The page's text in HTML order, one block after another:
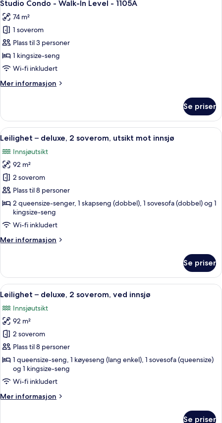
seng,
utsikt
mot
innsjø
alle
bildene
av
Studio
Condo
-
In
1105A
Studio Condo - Walk-In Level - 1105A
74 m²
1 soverom
Plass til 3 personer
1 kingsize-seng
Wi-fi inkludert
Mer informasjon
Mer
Condo
Walk-
Level
1105A
Se priser
Åpne
alle
bildene
av
Leilighet
–
deluxe,
soverom,
utsikt
mot
Blendingsgardiner, strykejern/-brett
24
Leilighet – deluxe, 2 soverom, utsikt mot innsjø
Innsjøutsikt
92 m²
2 soverom
Plass til 8 personer
2 queensize-senger, 1 skapseng (dobbel), 1 sovesofa (dobbel) og 1
kingsize-seng
Wi-fi inkludert
Mer informasjon
Mer
–
deluxe,
2
soverom,
utsikt
mot
innsjø
Se priser
Åpne
alle
bildene
av
Leilighet
–
deluxe,
soverom,
ved
innsjø
Leilighet – deluxe, 2 soverom, ved
21
Leilighet – deluxe, 2 soverom, ved innsjø
Innsjøutsikt
92 m²
2 soverom
Plass til 8 personer
1 queensize-seng, 1 køyeseng (lang enkel), 1 sovesofa (queensize)
og 1 kingsize-seng
Wi-fi inkludert
Mer informasjon
Mer
Se priser